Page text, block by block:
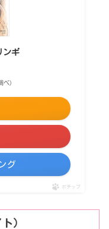
ンギ
べ）
グ
ポチップ
）